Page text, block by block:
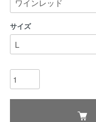
サイズ